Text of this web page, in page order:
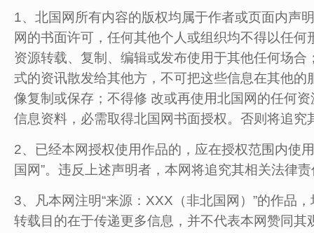
1、北国网所有内容的版权均属于作者或页面内声
网的书面许可，任何其他个人或组织均不得以任何
资源转载、复制、编辑或发布使用于其他任何场合
式的资讯散发给其他方，不可把这些信息在其他的
像复制或保存；不得修 改或再使用北国网的任何
信息资料，必需取得北国网书面授权。否则将追究
2、已经本网授权使用作品的，应在授权范围内使
国网”。违反上述声明者，本网将追究其相关法律
3、凡本网注明“来源：XXX（非北国网）”的作品
转载目的在于传递更多信息，并不代表本网赞同其